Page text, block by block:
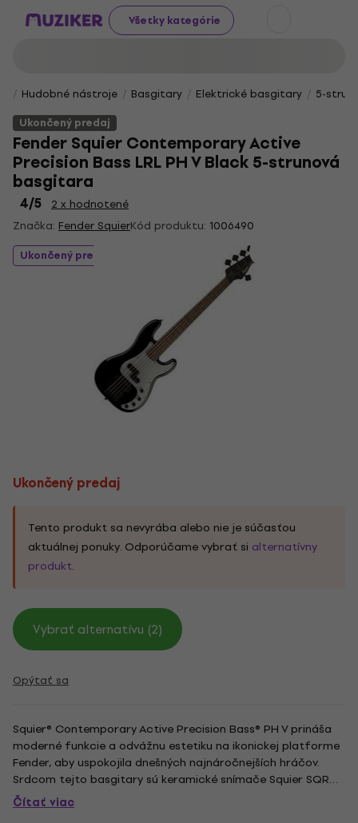
Všetky kategórie
Hudobné nástroje Basgitary Elektrické basgitary
5-
Ukončený predaj
Fender Squier Contemporary Active
Precision Bass LRL PH V Black 5-strunová
basgitara
4/5
2 x hodnotené
Značka: Fender SquierKód produktu: 1006490
Ukončený predaj
Ukončený predaj
Tento produkt sa nevyrába alebo nie je súčasťou
aktuálnej ponuky. Odporúčame vybrať si alternatívny
produkt.
Vybrať alternatívu (2)
Opýtať sa
Squier® Contemporary Active Precision Bass® PH V prináša
moderné funkcie a odvážnu estetiku na ikonickej platforme
Fender, aby uspokojila dnešných najnáročnejších hráčov.
Srdcom tejto basgitary sú keramické snímače Squier SQR™
split single-coil a humbucker pri kobylke poháňané aktívnym
9-voltovým predzosilňovačom navrhnutým spoločnosťou
Čítať viac